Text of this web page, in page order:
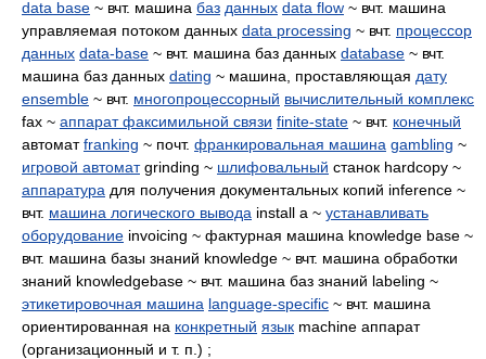
data base ~ вчт. машина баз данных data flow ~ вчт. машина
управляемая потоком данных data processing ~ вчт. процессор
данных data-base ~ вчт. машина баз данных database ~ вчт.
машина баз данных dating ~ машина, проставляющая дату
ensemble ~ вчт. многопроцессорный вычислительный комплекс
fax ~ аппарат факсимильной связи finite-state ~ вчт. конечный
автоматfranking ~ почт. франкировальная машина gambling ~
игровой автоматgrinding ~ шлифовальный станок hardcopy ~
аппаратура для получения документальных копий inference ~
вчт. машина логического вывода install a ~ устанавливать
оборудование invoicing ~ фактурная машина knowledge base ~
вчт. машина базы знаний knowledge ~ вчт. машина обработки
знаний knowledgebase ~ вчт. машина баз знаний labeling ~
этикетировочная машина language-specific ~ вчт. машина
ориентированная на конкретный язык machine аппарат
(организационный и т. п.) ;